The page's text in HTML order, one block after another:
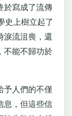
寫成了流傳
史上樹立起了
淚流沮喪，還
不能不歸功於
人們的不僅
息，但這些信